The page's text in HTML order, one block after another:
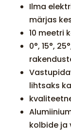
Ilma
märjas
10 meetri
0°, 15°,
lihtsaks
kolbide ja